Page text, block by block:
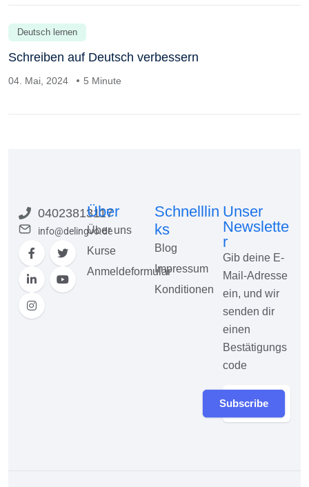
Deutsch lernen
Schreiben auf Deutsch verbessern
04. Mai, 2024 5 Minute
04023813117
info@delingvo.de
Über
Über uns
Kurse
Anmeldeformular
Schnelllin
ks
Blog
Impressum
Konditionen
Unser
Newslette
r
Gib deine E-
Mail-Adresse
ein, und wir
senden dir
einen
Bestätigungs
code
Subscribe